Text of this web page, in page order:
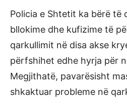
Policia e Shtetit ka bërë të
bllokime dhe kufizime të
qarkullimit në disa akse
përfshihet edhe hyrja për
Megjithatë, pavarësisht
shkaktuar probleme në